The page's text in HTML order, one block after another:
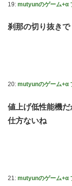
長し世界を不
部屋作りゲーム
性接待を行い審
【元NMB48】
モーニング娘
5期・6期 人気
19: mutyunのゲーム+α
刹那の切り抜き
20: mutyunのゲーム+α
値上げ低性能機だ
仕方ないね
21: mutyunのゲーム+α